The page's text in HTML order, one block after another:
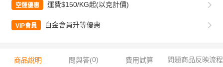
空運優惠 運費$150/KG起(以克計價)
VIP會員 白金會員升等優惠
商品說明 問與答(0) 費用試算 問題商品反映流程